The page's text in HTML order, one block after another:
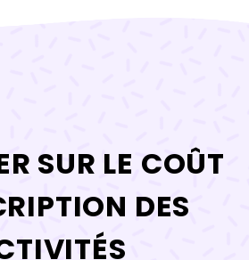
SUR LE COÛT
DES